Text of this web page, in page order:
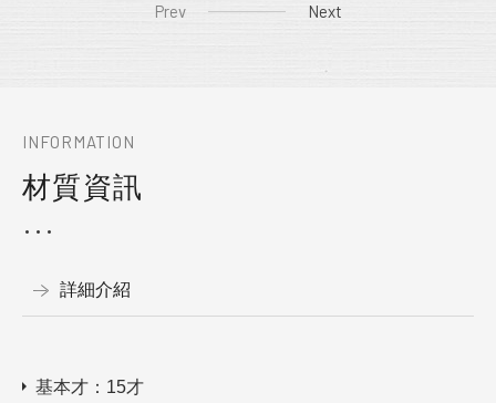
Prev Next
INFORMATION
材質資訊
詳細介紹
基本才：15才